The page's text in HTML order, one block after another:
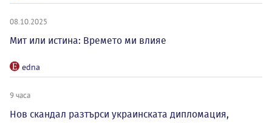
08.10.2025
Мит или истина: Времето ми влияе
edna
9 часа
Нов скандал разтърси украинската дипломация,